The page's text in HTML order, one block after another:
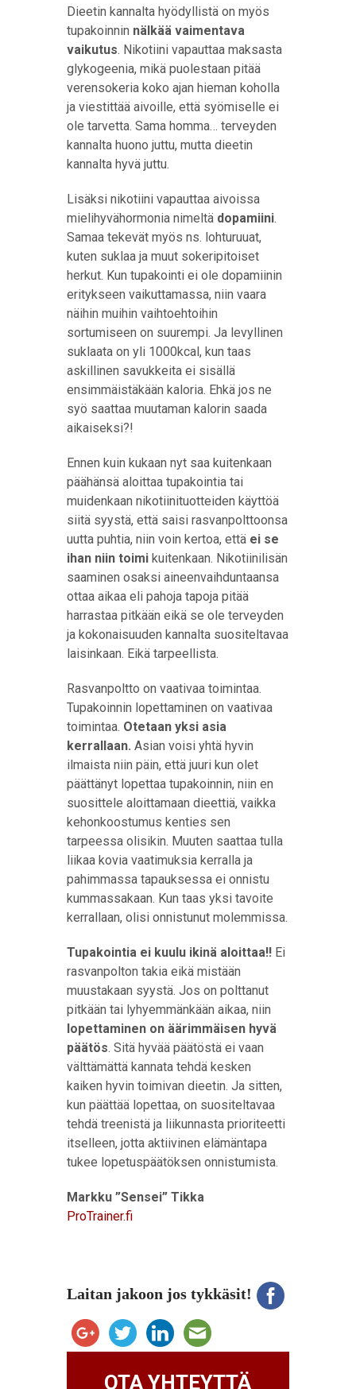
Dieetin kannalta hyödyllistä on myös
tupakoinnin nälkää vaimentava
vaikutus. Nikotiini vapauttaa maksasta
glykogeenia, mikä puolestaan pitää
verensokeria koko ajan hieman koholla
ja viestittää aivoille, että syömiselle ei
ole tarvetta. Sama homma… terveyden
kannalta huono juttu, mutta dieetin
kannalta hyvä juttu.
Lisäksi nikotiini vapauttaa aivoissa
mielihyvähormonia nimeltä dopamiini.
Samaa tekevät myös ns. lohturuuat,
kuten suklaa ja muut sokeripitoiset
herkut. Kun tupakointi ei ole dopamiinin
eritykseen vaikuttamassa, niin vaara
näihin muihin vaihtoehtoihin
sortumiseen on suurempi. Ja levyllinen
suklaata on yli 1000kcal, kun taas
askillinen savukkeita ei sisällä
ensimmäistäkään kaloria. Ehkä jos ne
syö saattaa muutaman kalorin saada
aikaiseksi?!
Ennen kuin kukaan nyt saa kuitenkaan
päähänsä aloittaa tupakointia tai
muidenkaan nikotiinituotteiden käyttöä
siitä syystä, että saisi rasvanpolttoonsa
uutta puhtia, niin voin kertoa, että ei se
ihan niin toimi kuitenkaan. Nikotiinilisän
saaminen osaksi aineenvaihduntaansa
ottaa aikaa eli pahoja tapoja pitää
harrastaa pitkään eikä se ole terveyden
ja kokonaisuuden kannalta suositeltavaa
laisinkaan. Eikä tarpeellista.
Rasvanpoltto on vaativaa toimintaa.
Tupakoinnin lopettaminen on vaativaa
toimintaa. Otetaan yksi asia
kerrallaan. Asian voisi yhtä hyvin
ilmaista niin päin, että juuri kun olet
päättänyt lopettaa tupakoinnin, niin en
suosittele aloittamaan dieettiä, vaikka
kehonkoostumus kenties sen
tarpeessa olisikin. Muuten saattaa tulla
liikaa kovia vaatimuksia kerralla ja
pahimmassa tapauksessa ei onnistu
kummassakaan. Kun taas yksi tavoite
kerrallaan, olisi onnistunut molemmissa.
Tupakointia ei kuulu ikinä aloittaa!! Ei
rasvanpolton takia eikä mistään
muustakaan syystä. Jos on polttanut
pitkään tai lyhyemmänkään aikaa, niin
lopettaminen on äärimmäisen hyvä
päätös. Sitä hyvää päätöstä ei vaan
välttämättä kannata tehdä kesken
kaiken hyvin toimivan dieetin. Ja sitten,
kun päättää lopettaa, on suositeltavaa
tehdä treenistä ja liikunnasta prioriteetti
itselleen, jotta aktiivinen elämäntapa
tukee lopetuspäätöksen onnistumista.
Markku ”Sensei” Tikka
ProTrainer.fi
Laitan jakoon jos tykkäsit!
OTA YHTEYTTÄ